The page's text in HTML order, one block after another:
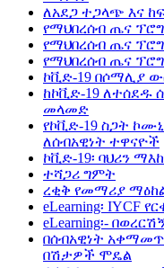
ለአደጋ ተጋላጭ እና
የማህበረሰብ ጤና
የማህበረሰብ ጤና
የማህበረሰብ ጤና
ኮቪድ-19 በሶማሊያ
ከኮቪድ-19 ለተሰደዱ
መላመድ
የኮቪድ-19 ስጋት
ለሰብአዊነት ተዋናዮች
ኮቪድ-19፡ ባህሪን
ተሻጋሪ ግምት
ረቂቅ የመማሪያ
eLearning፡ IYCF
eLearning፡-
በሰብአዊነት
በሽታዎች ሞዴል